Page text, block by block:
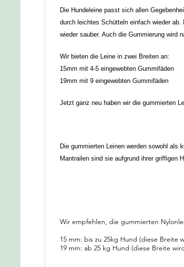
Die Hundeleine passt sich allen
durch leichtes Schütteln einfach wieder
wieder sauber. Auch die Gummierung wird
Wir bieten die Leine in zwei Breiten an:
15mm mit 4-5 eingewebten Gummifäden
19mm mit 9 eingewebten Gummifäden
Jetzt ganz neu haben wir die gummierten
Die gummierten Leinen werden sowohl als
Mantrailen sind sie aufgrund ihrer griffigen
Wir empfehlen, die gummierten
15 mm: bis zu 25kg Hund (diese
19 mm: ab 25 kg Hund (diese Breite